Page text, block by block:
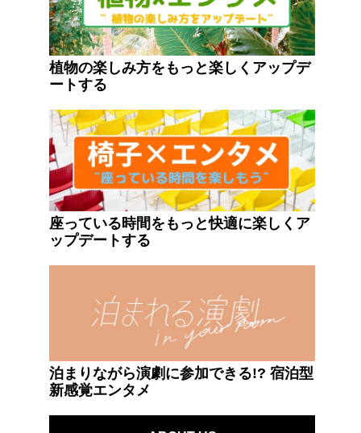
植物の楽しみ方をもっと楽しくアップデ
ートする
座っている時間をもっと快適に楽しくア
ップデートする
泊まりながら演劇に参加できる!? 宿泊型
新感覚エンタメ